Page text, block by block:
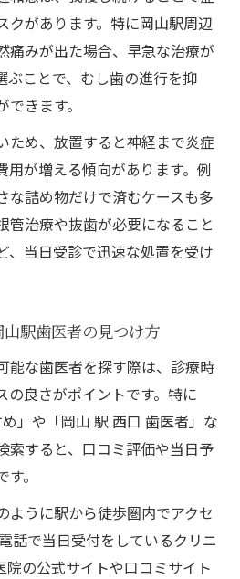
クがあります。特に岡山駅周辺
痛みが出た場合、早急な治療が
ぶことで、むし歯の進行を抑
きます。
ため、放置すると神経まで炎症
用が増える傾向があります。例
な詰め物だけで済むケースも多
管治療や抜歯が必要になること
、当日受診で迅速な処置を受け
駅歯医者の見つけ方
能な歯医者を探す際は、診療時
の良さがポイントです。特に
め」や「岡山 駅 西口 歯医者」な
索すると、口コミ評価や当日予
。
ように駅から徒歩圏内でアクセ
話で当日受付をしているクリニ
院の公式サイトや口コミサイト